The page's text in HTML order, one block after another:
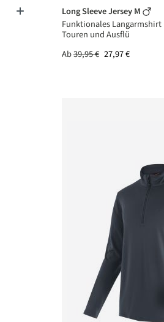
Long Sleeve Jersey M
Funktionales
Touren und Ausflü
Ab39,95 € 27,97 €